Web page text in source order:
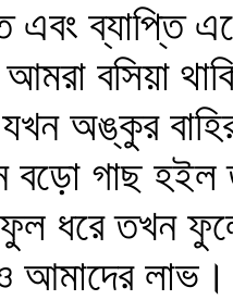
এবং ব্যাপ্তি
আমরা বসিয়া
অঙ্কুর
গাছ হইল
ফুল ধরে তখন
আমাদের